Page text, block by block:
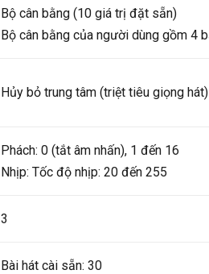
Bộ cân bằng (10 giá trị đặt sẵn)
Bộ cân bằng của người dùng gồm 4
Hủy bỏ trung tâm (triệt tiêu giọng
Phách: 0 (tắt âm nhấn), 1 đến 16
Nhịp: Tốc độ nhịp: 20 đến 255
3
Bài hát cài sẵn: 30